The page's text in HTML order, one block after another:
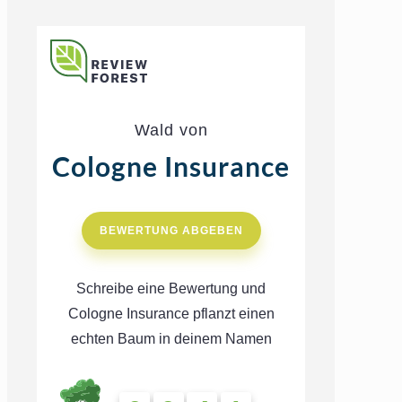
Wald von
Cologne Insurance
BEWERTUNG ABGEBEN
Schreibe eine Bewertung und
Cologne Insurance pflanzt einen
echten Baum in deinem Namen